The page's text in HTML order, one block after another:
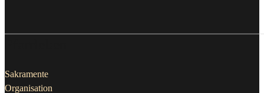
Sakramente
Organisation